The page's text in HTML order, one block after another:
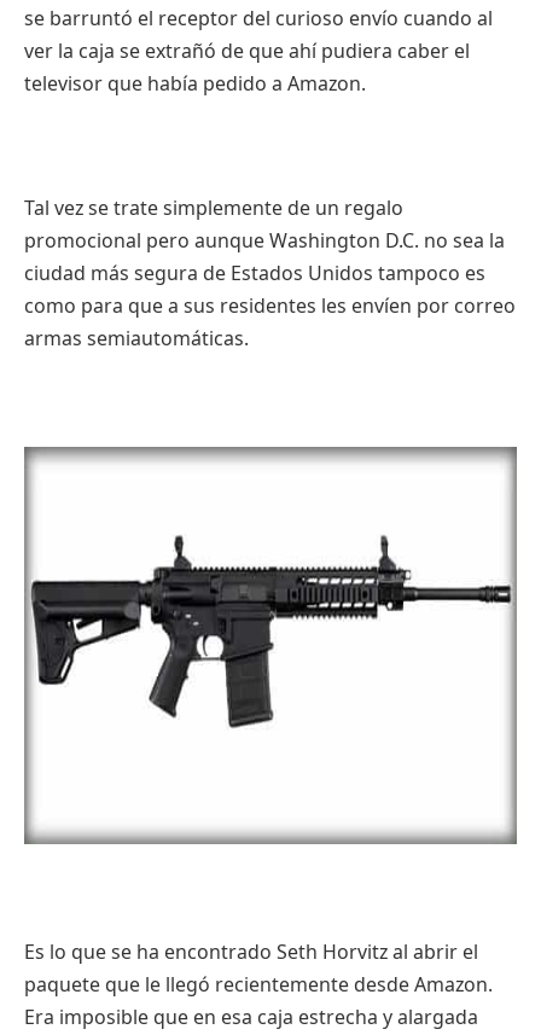
se barruntó el receptor del curioso envío cuando al
ver la caja se extrañó de que ahí pudiera caber el
televisor que había pedido a Amazon.
Tal vez se trate simplemente de un regalo
promocional pero aunque Washington D.C. no sea la
ciudad más segura de Estados Unidos tampoco es
como para que a sus residentes les envíen por correo
armas semiautomáticas.
Es lo que se ha encontrado Seth Horvitz al abrir el
paquete que le llegó recientemente desde Amazon.
Era imposible que en esa caja estrecha y alargada